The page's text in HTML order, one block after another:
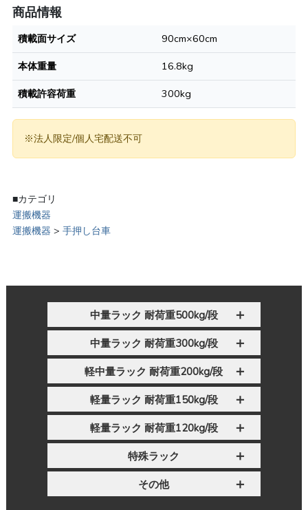
商品情報
積載面サイズ
90cm×60cm
本体重量
16.8kg
積載許容荷重
300kg
※法人限定/個人宅配送不可
■カテゴリ
運搬機器
運搬機器 > 手押し台車
中量ラック 耐荷重500kg/段
中量ラック 耐荷重300kg/段
軽中量ラック 耐荷重200kg/段
軽量ラック 耐荷重150kg/段
軽量ラック 耐荷重120kg/段
特殊ラック
その他